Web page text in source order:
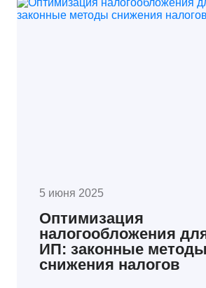
5 июня 2025
Оптимизация
налогообложения
ИП: законные методы
снижения налогов